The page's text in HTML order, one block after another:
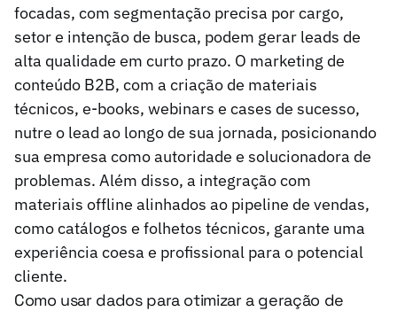
focadas, com segmentação precisa por cargo,
setor e intenção de busca, podem gerar leads de
alta qualidade em curto prazo. O marketing de
conteúdo B2B, com a criação de materiais
técnicos, e-books, webinars e cases de sucesso,
nutre o lead ao longo de sua jornada, posicionando
sua empresa como autoridade e solucionadora de
problemas. Além disso, a integração com
materiais offline alinhados ao pipeline de vendas,
como catálogos e folhetos técnicos, garante uma
experiência coesa e profissional para o potencial
cliente.
Como usar dados para otimizar a geração de